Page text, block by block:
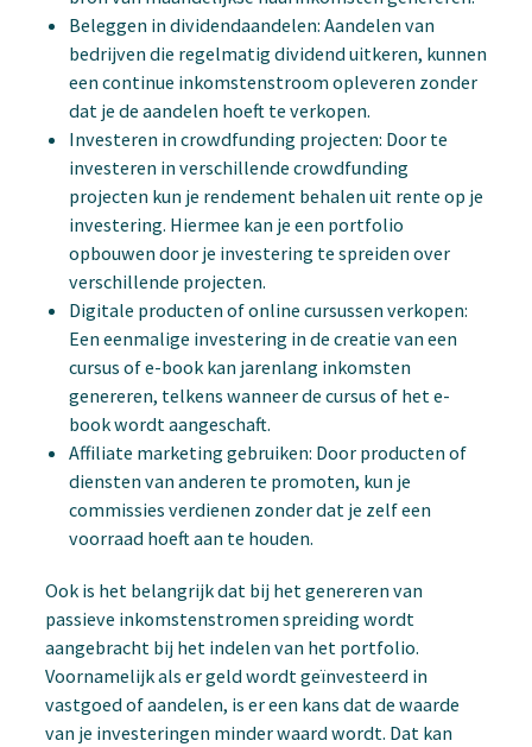
Beleggen in dividendaandelen: Aandelen van
bedrijven die regelmatig dividend uitkeren, kunnen
een continue inkomstenstroom opleveren zonder
dat je de aandelen hoeft te verkopen.
Investeren in crowdfunding projecten: Door te
investeren in verschillende crowdfunding
projecten kun je rendement behalen uit rente op je
investering. Hiermee kan je een portfolio
opbouwen door je investering te spreiden over
verschillende projecten.
Digitale producten of online cursussen verkopen:
Een eenmalige investering in de creatie van een
cursus of e-book kan jarenlang inkomsten
genereren, telkens wanneer de cursus of het e-
book wordt aangeschaft.
Affiliate marketing gebruiken: Door producten of
diensten van anderen te promoten, kun je
commissies verdienen zonder dat je zelf een
voorraad hoeft aan te houden.
Ook is het belangrijk dat bij het genereren van
passieve inkomstenstromen spreiding wordt
aangebracht bij het indelen van het portfolio.
Voornamelijk als er geld wordt geïnvesteerd in
vastgoed of aandelen, is er een kans dat de waarde
van je investeringen minder waard wordt. Dat kan